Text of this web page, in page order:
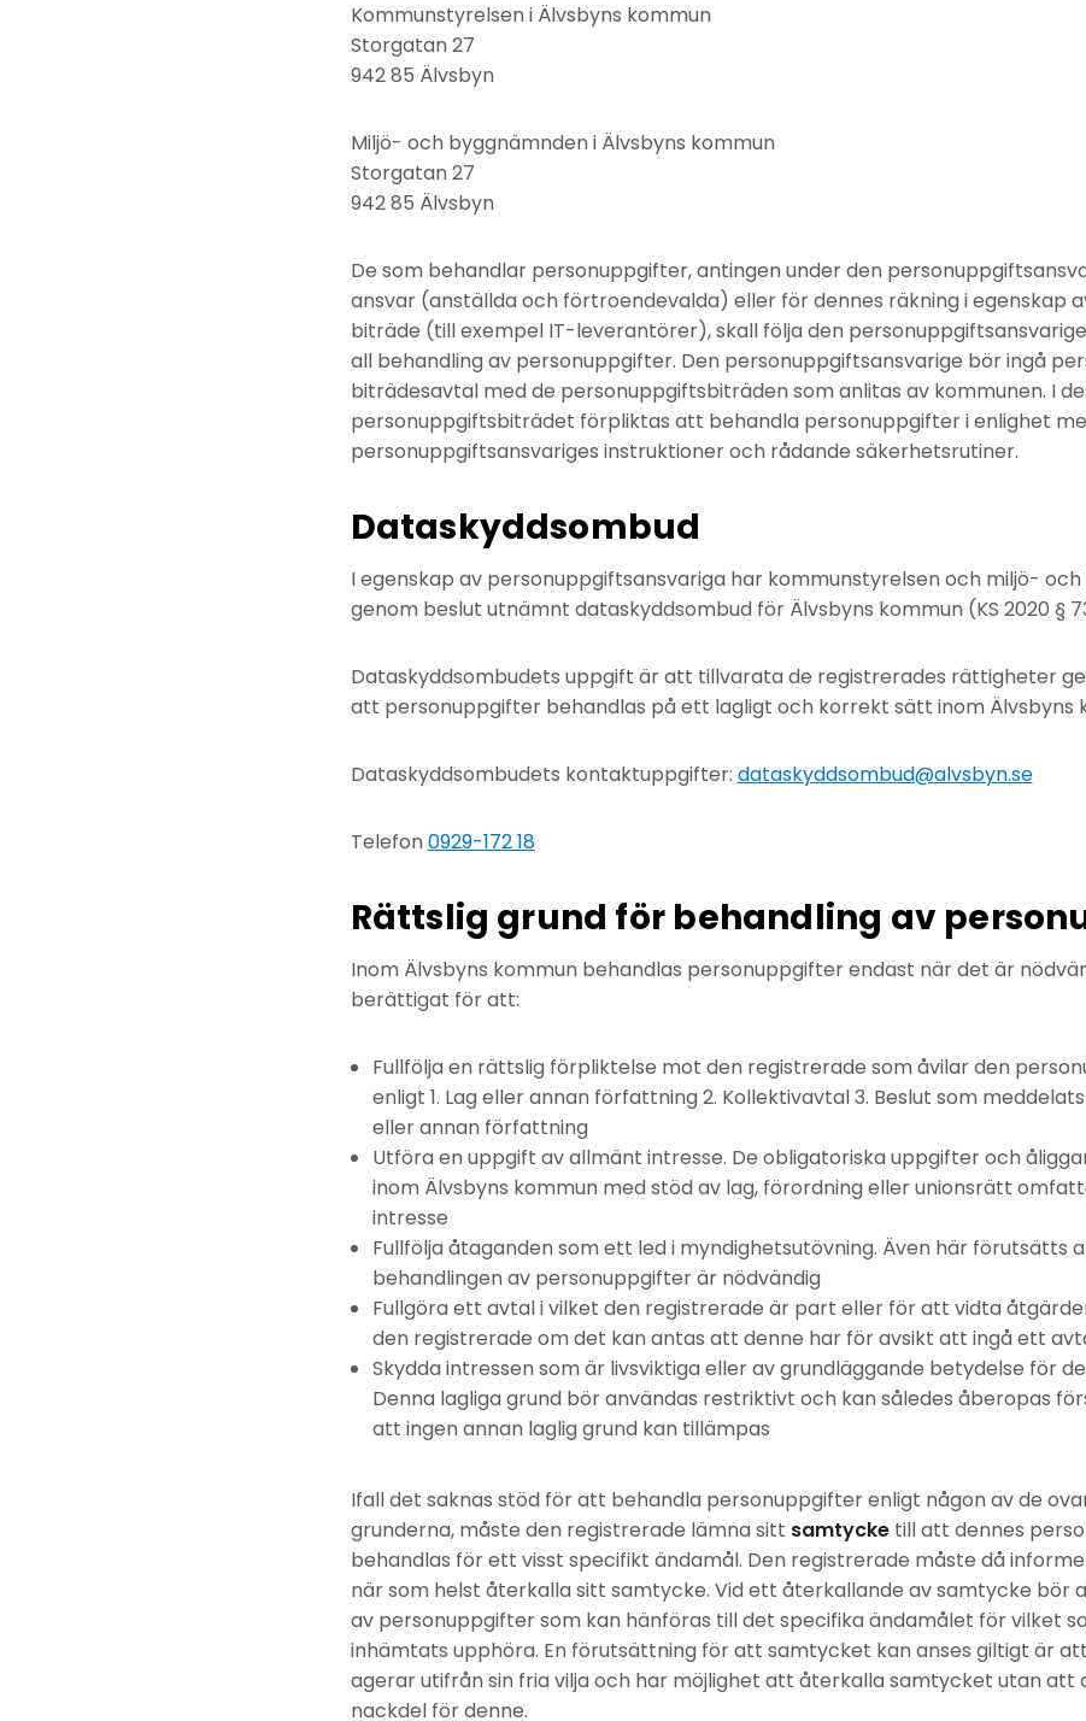
Kommunstyrelsen i Älvsbyns kommun
Storgatan 27
942 85 Älvsbyn
Miljö- och byggnämnden i Älvsbyns kommun
Storgatan 27
942 85 Älvsbyn
De som behandlar personuppgifter, antingen under den
ansvar (anställda och förtroendevalda) eller för dennes räkning i egenskap
biträde (till exempel IT-leverantörer), skall följa den
all behandling av personuppgifter. Den personuppgiftsansvarige bör ingå
biträdesavtal med de personuppgiftsbiträden som anlitas av kommunen. I
personuppgiftsbiträdet förpliktas att behandla personuppgifter i enlighet
personuppgiftsansvariges instruktioner och rådande säkerhetsrutiner.
Dataskyddsombud
I egenskap av personuppgiftsansvariga har kommunstyrelsen och miljö-
genom beslut utnämnt dataskyddsombud för Älvsbyns kommun (KS 2020 §
Dataskyddsombudets uppgift är att tillvarata de registrerades rättigheter
att personuppgifter behandlas på ett lagligt och korrekt sätt inom Älvsbyns
Dataskyddsombudets kontaktuppgifter: dataskyddsombud@alvsbyn.se
Telefon 0929-172 18
Rättslig grund för behandling av
Inom Älvsbyns kommun behandlas personuppgifter endast när det är
berättigat för att:
Fullfölja en rättslig förpliktelse mot den registrerade som åvilar den
enligt 1. Lag eller annan författning 2. Kollektivavtal 3. Beslut som
eller annan författning
Utföra en uppgift av allmänt intresse. De obligatoriska uppgifter och
inom Älvsbyns kommun med stöd av lag, förordning eller unionsrätt
intresse
Fullfölja åtaganden som ett led i myndighetsutövning. Även här förutsätts
behandlingen av personuppgifter är nödvändig
Fullgöra ett avtal i vilket den registrerade är part eller för att vidta
den registrerade om det kan antas att denne har för avsikt att ingå ett
Skydda intressen som är livsviktiga eller av grundläggande betydelse för
Denna lagliga grund bör användas restriktivt och kan således åberopas
att ingen annan laglig grund kan tillämpas
Ifall det saknas stöd för att behandla personuppgifter enligt någon av de
grunderna, måste den registrerade lämna sitt samtycketill att dennes
behandlas för ett visst specifikt ändamål. Den registrerade måste då
när som helst återkalla sitt samtycke. Vid ett återkallande av samtycke bör
av personuppgifter som kan hänföras till det specifika ändamålet för vilket
inhämtats upphöra. En förutsättning för att samtycket kan anses giltigt är
agerar utifrån sin fria vilja och har möjlighet att återkalla samtycket utan att
nackdel för denne.